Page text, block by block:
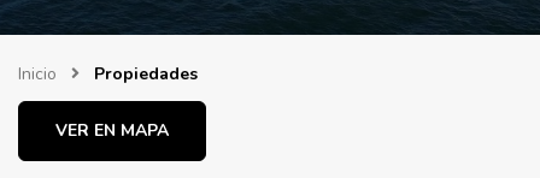
Inicio Propiedades
VER EN MAPA